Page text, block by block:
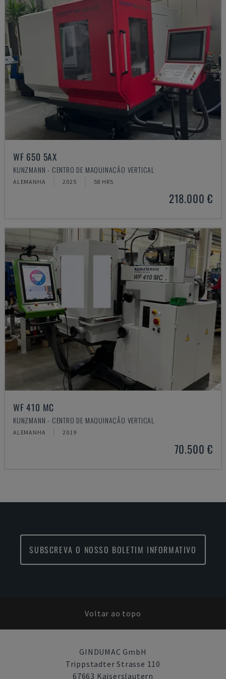
WF 650 5AX
KUNZMANN - CENTRO DE MAQUINAÇÃO VERTICAL
ALEMANHA 2025 58 HRS
218.000 €
WF 410 MC
KUNZMANN - CENTRO DE MAQUINAÇÃO VERTICAL
ALEMANHA 2019
70.500 €
SUBSCREVA O NOSSO BOLETIM INFORMATIVO
Voltar ao topo
GINDUMAC GmbH
Trippstadter Strasse 110
67663 Kaiserslautern